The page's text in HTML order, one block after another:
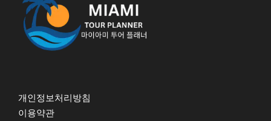
렌디한 라이프스타일을 볼수있는곳),미국골프의 본
고지이자 천국인 진정한 휴양지
6. 호텔 휴식
개인정보처리방침
이용약관